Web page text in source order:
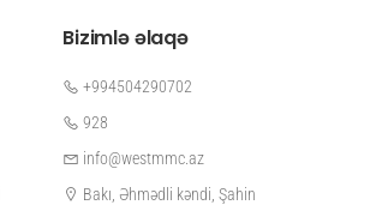
Bizimlə əlaqə
+994504290702
928
info@westmmc.az
Bakı, Əhmədli kəndi, Şahin